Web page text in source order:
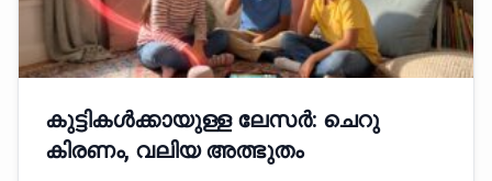
കുട്ടികൾക്കായുള്ള ലേസർ: ചെറു
കിരണം, വലിയ അത്ഭുതം